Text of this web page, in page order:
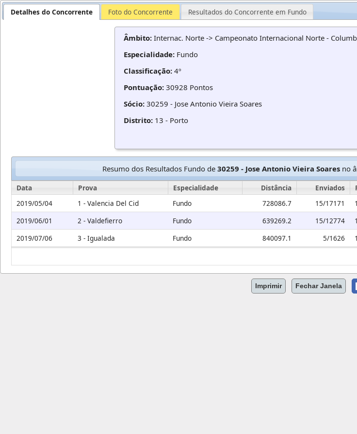
Detalhes do Concorrente Foto do Concorrente Resultados do Concorrente em Fundo
Âmbito: Internac. Norte -> Campeonato Internacional Norte -
Especialidade: Fundo
Classificação: 4º
Pontuação: 30928 Pontos
Sócio: 30259 - Jose Antonio Vieira Soares
Distrito: 13 - Porto
Resumo dos Resultados Fundo de 30259 - Jose Antonio Vieira Soares no
Data Prova Especialidade Distância Enviados
2019/05/04
1 - Valencia Del Cid Fundo 728086.7 15/17171
2019/06/01
2 - Valdefierro Fundo 639269.2 15/12774
2019/07/06
3 - Igualada Fundo 840097.1 5/1626